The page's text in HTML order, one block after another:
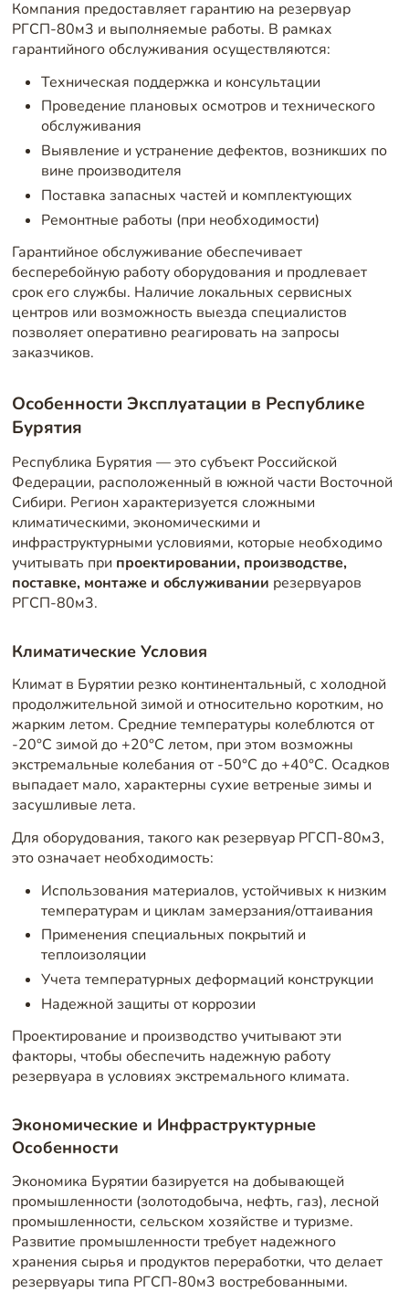
Компания предоставляет гарантию на резервуар
РГСП-80м3 и выполняемые работы. В рамках
гарантийного обслуживания осуществляются:
Техническая поддержка и консультации
Проведение плановых осмотров и технического
обслуживания
Выявление и устранение дефектов, возникших по
вине производителя
Поставка запасных частей и комплектующих
Ремонтные работы (при необходимости)
Гарантийное обслуживание обеспечивает
бесперебойную работу оборудования и продлевает
срок его службы. Наличие локальных сервисных
центров или возможность выезда специалистов
позволяет оперативно реагировать на запросы
заказчиков.
Особенности Эксплуатации в Республике
Бурятия
Республика Бурятия — это субъект Российской
Федерации, расположенный в южной части Восточной
Сибири. Регион характеризуется сложными
климатическими, экономическими и
инфраструктурными условиями, которые необходимо
учитывать при проектировании, производстве,
поставке, монтаже и обслуживании резервуаров
РГСП-80м3.
Климатические Условия
Климат в Бурятии резко континентальный, с холодной
продолжительной зимой и относительно коротким, но
жарким летом. Средние температуры колеблются от
-20°C зимой до +20°C летом, при этом возможны
экстремальные колебания от -50°C до +40°C. Осадков
выпадает мало, характерны сухие ветреные зимы и
засушливые лета.
Для оборудования, такого как резервуар РГСП-80м3,
это означает необходимость:
Использования материалов, устойчивых к низким
температурам и циклам замерзания/оттаивания
Применения специальных покрытий и
теплоизоляции
Учета температурных деформаций конструкции
Надежной защиты от коррозии
Проектирование и производство учитывают эти
факторы, чтобы обеспечить надежную работу
резервуара в условиях экстремального климата.
Экономические и Инфраструктурные
Особенности
Экономика Бурятии базируется на добывающей
промышленности (золотодобыча, нефть, газ), лесной
промышленности, сельском хозяйстве и туризме.
Развитие промышленности требует надежного
хранения сырья и продуктов переработки, что делает
резервуары типа РГСП-80м3 востребованными.